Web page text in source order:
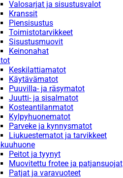
Valosarjat ja sisustusvalot
Kranssit
Piensisustus
Toimistotarvikkeet
Sisustusmuovit
Keinonahat
Keskilattiamatot
Käytävämatot
Puuvilla- ja räsymatot
Juutti- ja sisalmatot
Kosteantilanmatot
Kylpyhuonematot
Parveke ja kynnysmatot
Liukuestematot ja tarvikkeet
Peitot ja tyynyt
Muovitettu frotee ja patjansuojat
Patjat ja varavuoteet